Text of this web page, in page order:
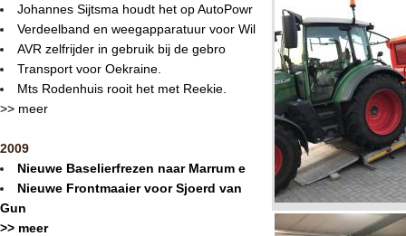
Johannes Sijtsma houdt het op AutoPowr
Verdeelband en weegapparatuur voor Wil
AVR zelfrijder in gebruik bij de gebro
Transport voor Oekraine.
Mts Rodenhuis rooit het met Reekie.
>> meer
2009
Nieuwe Baselierfrezen naar Marrum e
Nieuwe Frontmaaier voor Sjoerd van
Gun
>> meer